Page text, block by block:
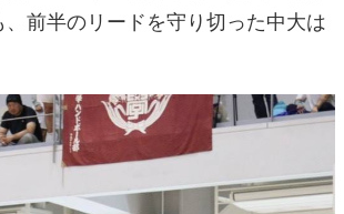
前半のリードを守り切った中大は